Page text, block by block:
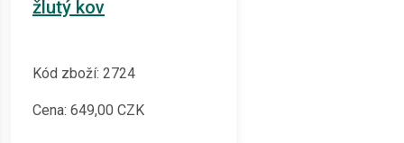
žlutý kov
Kód zboží: 2724
Cena: 649,00 CZK